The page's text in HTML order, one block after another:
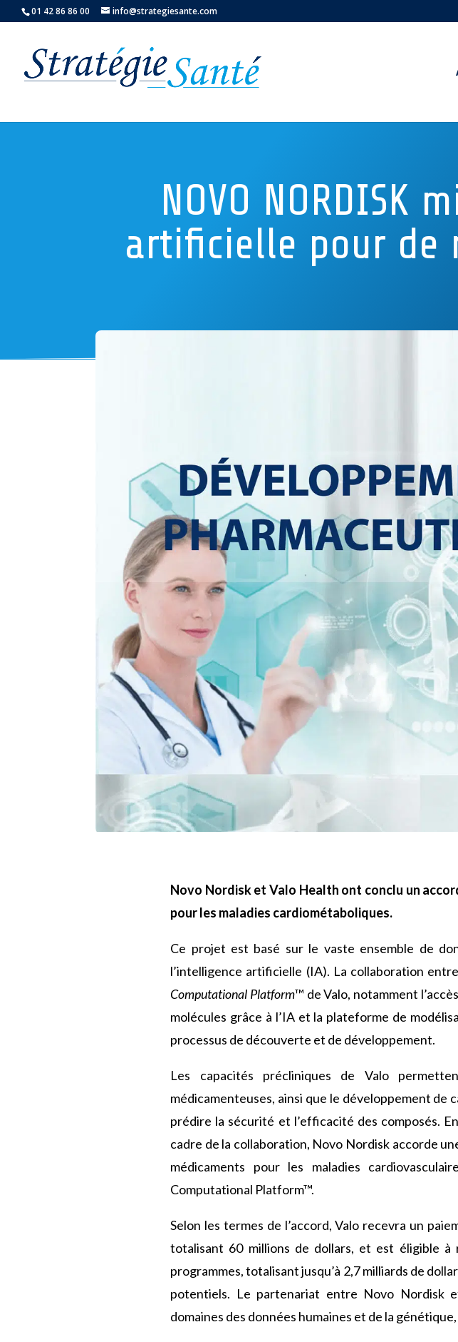
01 42 86 86 00 info@strategiesante.com
NOVO NORDISK
artificielle pour de
Novo Nordisk et Valo Health ont conclu un
pour les maladies cardiométaboliques.
Ce projet est basé sur le vaste ensemble de
l’intelligence artificielle (IA). La collaboration
Computational Platform™ de Valo, notamment
molécules grâce à l’IA et la plateforme de
processus de découverte et de développement.
Les capacités précliniques de Valo
médicamenteuses, ainsi que le développement de
prédire la sécurité et l’efficacité des composés.
cadre de la collaboration, Novo Nordisk accorde
médicaments pour les maladies
Computational Platform™.
Selon les termes de l’accord, Valo recevra un
totalisant 60 millions de dollars, et est éligible à
programmes, totalisant jusqu’à 2,7 milliards de
potentiels. Le partenariat entre Novo Nordisk
domaines des données humaines et de la